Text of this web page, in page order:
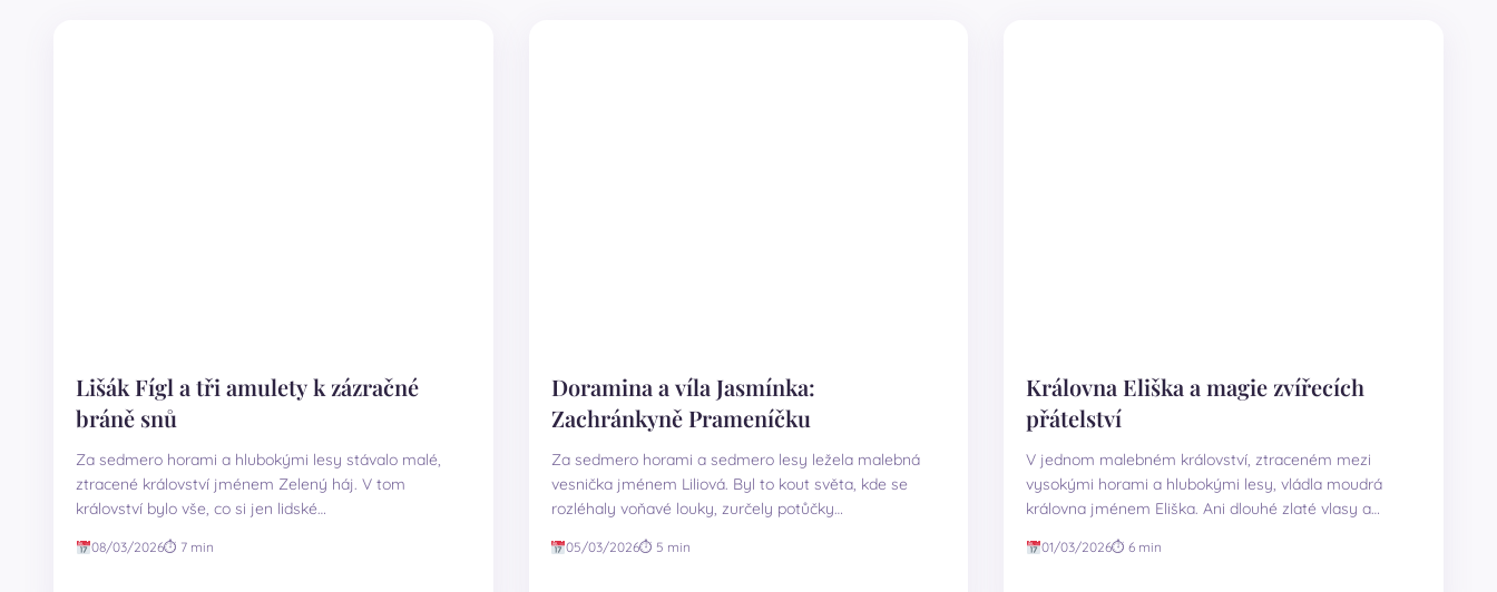
Lišák Fígl a tři amulety k zázračné
bráně snů
Za sedmero horami a hlubokými lesy stávalo malé,
ztracené království jménem Zelený háj. V tom
království bylo vše, co si jen lidské…
08/03/2026⏱ 7 min
Doramina a víla Jasmínka:
Zachránkyně Prameníčku
Za sedmero horami a sedmero lesy ležela malebná
vesnička jménem Liliová. Byl to kout světa, kde se
rozléhaly voňavé louky, zurčely potůčky…
05/03/2026⏱ 5 min
Královna Eliška a magie zvířecích
přátelství
V jednom malebném království, ztraceném mezi
vysokými horami a hlubokými lesy, vládla moudrá
královna jménem Eliška. Ani dlouhé zlaté vlasy a
01/03/2026⏱ 6 min